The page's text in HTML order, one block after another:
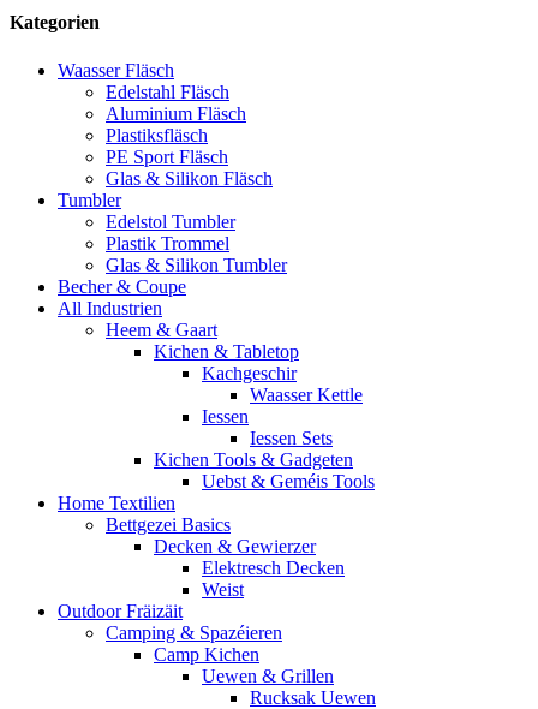
Kategorien
Waasser Fläsch
Edelstahl Fläsch
Aluminium Fläsch
Plastiksfläsch
PE Sport Fläsch
Glas & Silikon Fläsch
Tumbler
Edelstol Tumbler
Plastik Trommel
Glas & Silikon Tumbler
Becher & Coupe
All Industrien
Heem & Gaart
Kichen & Tabletop
Kachgeschir
Waasser Kettle
Iessen
Iessen Sets
Kichen Tools & Gadgeten
Uebst & Geméis Tools
Home Textilien
Bettgezei Basics
Decken & Gewierzer
Elektresch Decken
Weist
Outdoor Fräizäit
Camping & Spazéieren
Camp Kichen
Uewen & Grillen
Rucksak Uewen